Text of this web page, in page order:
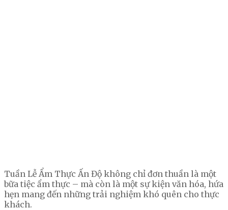
Tuần Lễ Ẩm Thực Ấn Độ không chỉ đơn thuần là một
bữa tiệc ẩm thực – mà còn là một sự kiện văn hóa, hứa
hẹn mang đến những trải nghiệm khó quên cho thực
khách.